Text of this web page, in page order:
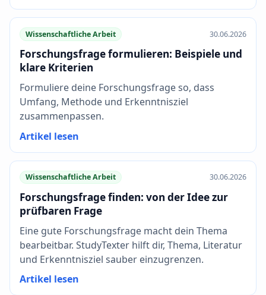
Wissenschaftliche Arbeit 30.06.2026
Forschungsfrage formulieren: Beispiele und
klare Kriterien
Formuliere deine Forschungsfrage so, dass
Umfang, Methode und Erkenntnisziel
zusammenpassen.
Artikel lesen
Wissenschaftliche Arbeit 30.06.2026
Forschungsfrage finden: von der Idee zur
prüfbaren Frage
Eine gute Forschungsfrage macht dein Thema
bearbeitbar. StudyTexter hilft dir, Thema, Literatur
und Erkenntnisziel sauber einzugrenzen.
Artikel lesen